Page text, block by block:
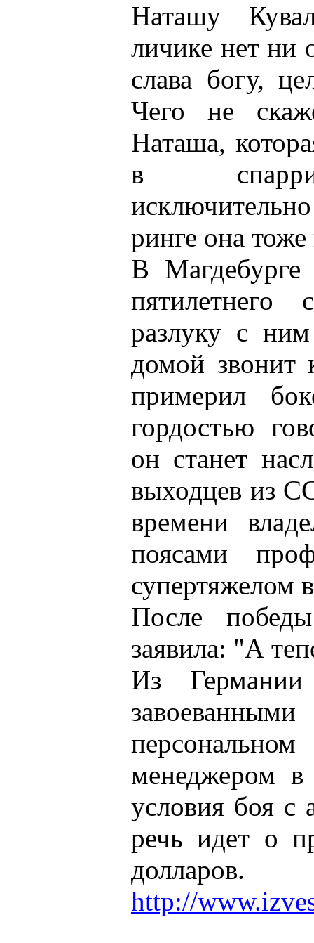
Наташу
личике нет ни
слава богу,
Чего не
Наташа,
в
ринге она тоже
В
разлуку с
домой звонит
примерил
гордостью
он станет
выходцев из
времени
поясами
супертяжелом
После
заявила: "А
Из
менеджером в
условия боя с
речь идет о
долларов.
http://